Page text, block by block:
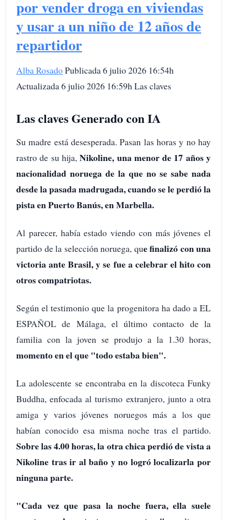
por vender droga en viviendas
y usar a un niño de 12 años de
repartidor
Alba RosadoPublicada 6 julio 2026 16:54h
Actualizada 6 julio 2026 16:59h Las claves
Las claves Generado con IA
Su madre está desesperada. Pasan las horas y no hay
rastro de su hija,Nikoline, una menor de 17 años y
nacionalidad noruega de la que no se sabe nada
desde la pasada madrugada, cuando se le perdió la
pista en Puerto Banús, en Marbella.
Al parecer, había estado viendo con más jóvenes el
partido de la selección noruega, que finalizó con una
victoria ante Brasil, y se fue a celebrar el hito con
otros compatriotas.
Según el testimonio que la progenitora ha dado a EL
ESPAÑOL de Málaga, el último contacto de la
familia con la joven se produjo a la 1.30 horas,
momento en el que "todo estaba bien".
La adolescente se encontraba en la discoteca Funky
Buddha, enfocada al turismo extranjero, junto a otra
amiga y varios jóvenes noruegos más a los que
habían conocido esa misma noche tras el partido.
Sobre las 4.00 horas, la otra chica perdió de vista a
Nikoline tras ir al baño y no logró localizarla por
ninguna parte.
"Cada vez que pasa la noche fuera, ella suele